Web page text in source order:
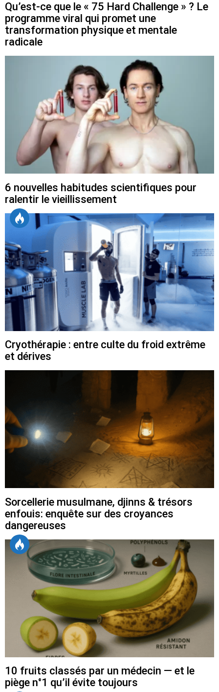
Qu’est-ce que le « 75 Hard Challenge » ? Le
programme viral qui promet une
transformation physique et mentale
radicale
6 nouvelles habitudes scientifiques pour
ralentir le vieillissement
Cryothérapie : entre culte du froid extrême
et dérives
Sorcellerie musulmane, djinns & trésors
enfouis: enquête sur des croyances
dangereuses
10 fruits classés par un médecin — et le
piège n°1 qu’il évite toujours